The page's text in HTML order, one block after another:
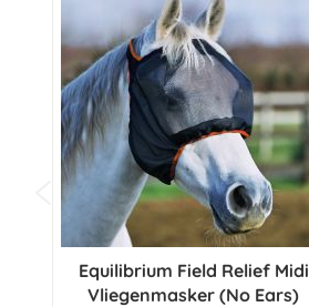
Equilibrium Field Relief Midi
Vliegenmasker (No Ears)